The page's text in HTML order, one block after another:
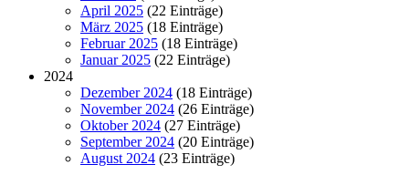
April 2025 (22 Einträge)
März 2025 (18 Einträge)
Februar 2025 (18 Einträge)
Januar 2025 (22 Einträge)
2024
Dezember 2024 (18 Einträge)
November 2024 (26 Einträge)
Oktober 2024 (27 Einträge)
September 2024 (20 Einträge)
August 2024 (23 Einträge)